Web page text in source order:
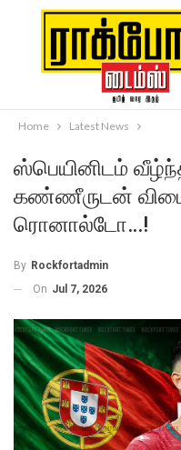
Home Latest News
ஸ்பெயினிடம்
கண்ணீருடன்
ரொனால்டோ…!
By Rockfortadmin
On Jul 7, 2026